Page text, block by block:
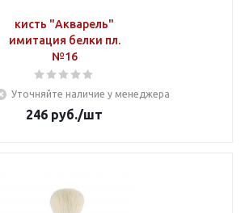
кисть "Акварель"
имитация белки пл.
№16
Уточняйте наличие у менеджера
246 руб./шт